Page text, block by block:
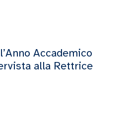
Accademico
alla Rettrice